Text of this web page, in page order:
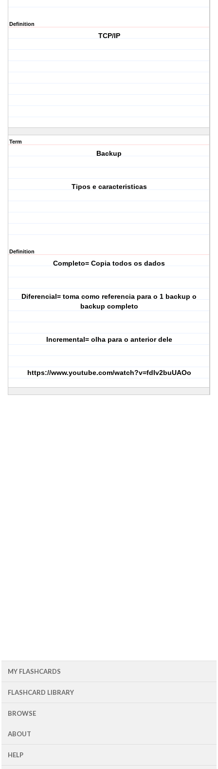
Definition
TCP/IP
Term
Backup
Tipos e caracteristicas
Definition
Completo= Copia todos os dados
Diferencial= toma como referencia para o 1 backup o
backup completo
Incremental= olha para o anterior dele
https://www.youtube.com/watch?v=fdIv2buUAOo
MY FLASHCARDS
FLASHCARD LIBRARY
BROWSE
ABOUT
HELP